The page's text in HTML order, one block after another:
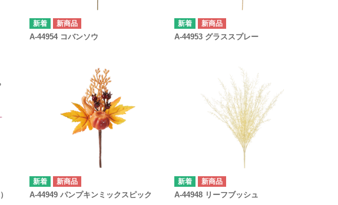
新商品
A-44954 コバンソウ
新商品
A-44953 グラススプレー
新商品
A-44949 パンプキンミックスピック
新商品
A-44948 リーフブッシュ